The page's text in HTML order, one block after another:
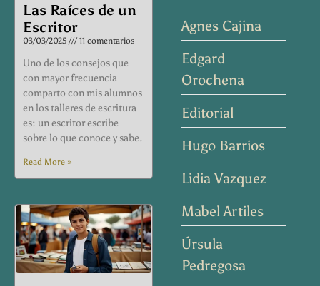
Las Raíces de un
Escritor
03/03/2025 11 comentarios
Uno de los consejos que
con mayor frecuencia
comparto con mis alumnos
en los talleres de escritura
es: un escritor escribe
sobre lo que conoce y sabe.
Read More »
Agnes Cajina
Edgard
Orochena
Editorial
Hugo Barrios
Lidia Vazquez
Mabel Artiles
Úrsula
Pedregosa